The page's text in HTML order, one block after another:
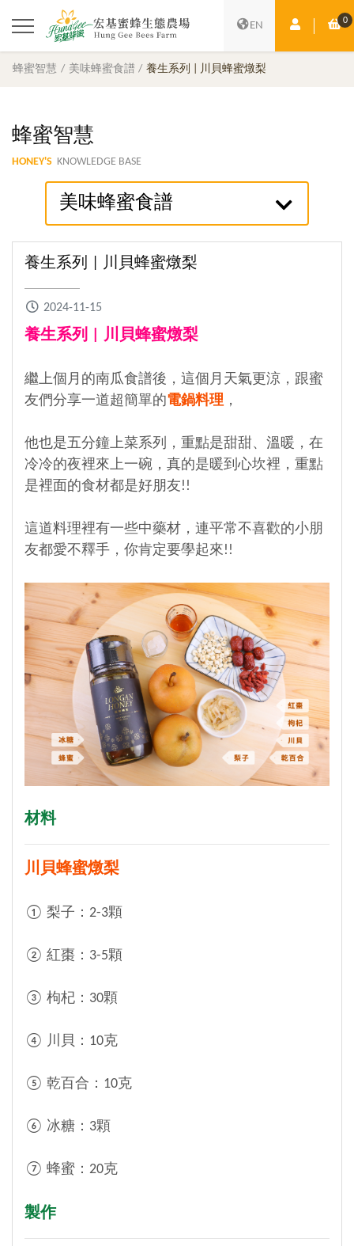
EN 會員中心0
購
蜂蜜智慧 美味蜂蜜食譜 養生系列 | 川貝蜂蜜燉梨
蜂蜜智慧
HONEY'S KNOWLEDGE BASE
美味蜂蜜食譜
養生系列 | 川貝蜂蜜燉梨
2024-11-15
養生系列 | 川貝蜂蜜燉梨
繼上個月的南瓜食譜後，這個月天氣更涼，跟蜜
友們分享一道超簡單的電鍋料理，
他也是五分鐘上菜系列，重點是甜甜、溫暖，在
冷冷的夜裡來上一碗，真的是暖到心坎裡，重點
是裡面的食材都是好朋友!!
這道料理裡有一些中藥材，連平常不喜歡的小朋
友都愛不釋手，你肯定要學起來!!
材料
川貝蜂蜜燉梨
① 梨子：2-3顆
② 紅棗：3-5顆
③ 枸杞：30顆
④ 川貝：10克
⑤ 乾百合：10克
⑥ 冰糖：3顆
⑦ 蜂蜜：20克
製作